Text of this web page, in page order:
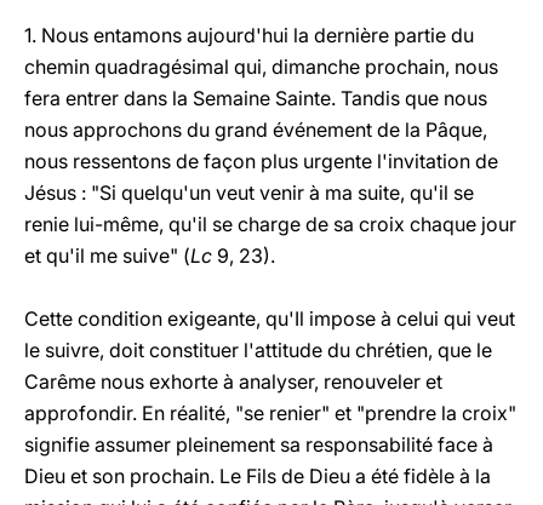
1. Nous entamons aujourd'hui la dernière partie du
chemin quadragésimal qui, dimanche prochain, nous
fera entrer dans la Semaine Sainte. Tandis que nous
nous approchons du grand événement de la Pâque,
nous ressentons de façon plus urgente l'invitation de
Jésus : "Si quelqu'un veut venir à ma suite, qu'il se
renie lui-même, qu'il se charge de sa croix chaque jour
et qu'il me suive" (Lc 9, 23).
Cette condition exigeante, qu'Il impose à celui qui veut
le suivre, doit constituer l'attitude du chrétien, que le
Carême nous exhorte à analyser, renouveler et
approfondir. En réalité, "se renier" et "prendre la croix"
signifie assumer pleinement sa responsabilité face à
Dieu et son prochain. Le Fils de Dieu a été fidèle à la